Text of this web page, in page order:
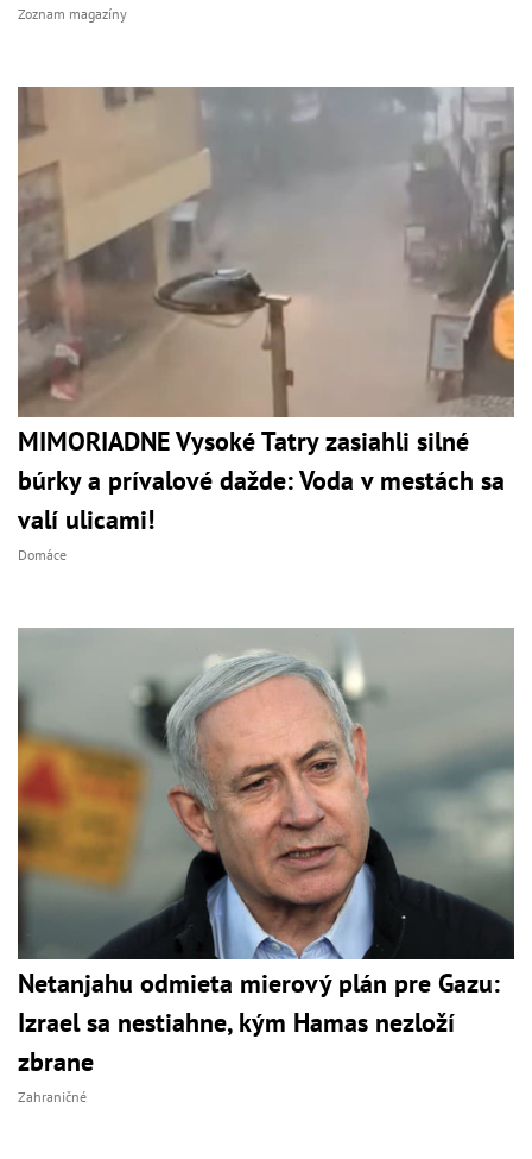
Zoznam magazíny
MIMORIADNE Vysoké Tatry zasiahli silné
búrky a prívalové dažde: Voda v mestách sa
valí ulicami!
Domáce
Netanjahu odmieta mierový plán pre Gazu:
Izrael sa nestiahne, kým Hamas nezloží
zbrane
Zahraničné